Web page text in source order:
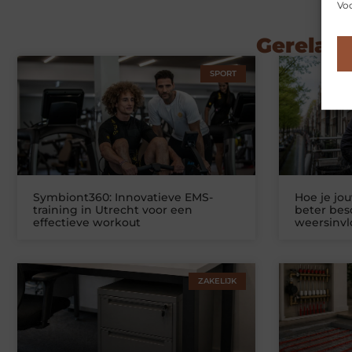
SPORT
Symbiont360: Innovatieve EMS-
training in Utrecht voor een
effectieve workout
Hoe je
beter
ZAKELIJK